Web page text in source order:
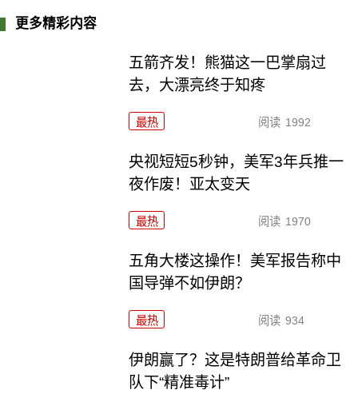
更多精彩内容
五箭齐发！熊猫这一巴掌扇过
去，大漂亮终于知疼
最热 阅读 1992
央视短短5秒钟，美军3年兵推一
夜作废！亚太变天
最热 阅读 1970
五角大楼这操作！美军报告称中
国导弹不如伊朗？
最热 阅读 934
伊朗赢了？这是特朗普给革命卫
队下“精准毒计”